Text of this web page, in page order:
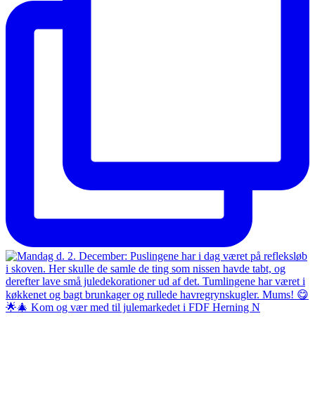
🌟🎄 Kom og vær med til julemarkedet i FDF Herning N